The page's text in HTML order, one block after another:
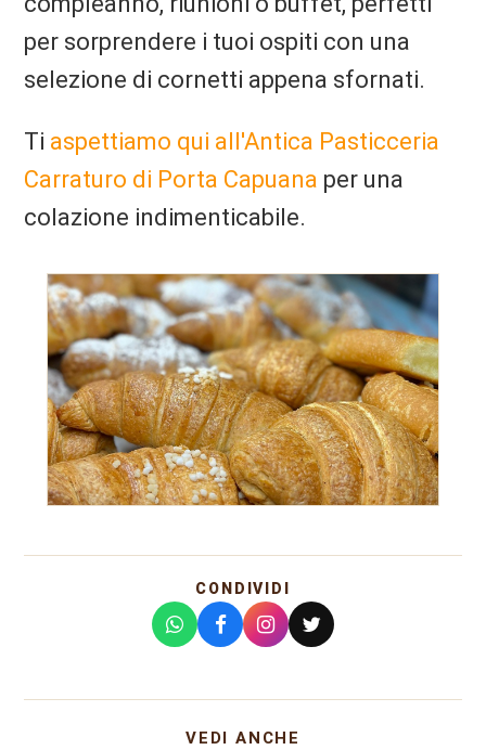
per sorprendere i tuoi ospiti con una
selezione di cornetti appena sfornati.
Ti aspettiamo qui all'Antica Pasticceria
Carraturo di Porta Capuana per una
colazione indimenticabile.
CONDIVIDI
VEDI ANCHE